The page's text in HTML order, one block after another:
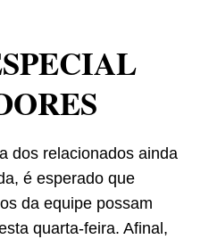
dos relacionados ainda
é esperado que
da equipe possam
quarta-feira. Afinal,